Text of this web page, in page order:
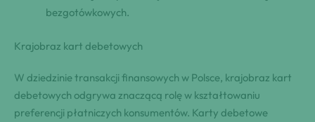
bezgotówkowych.
Krajobraz kart debetowych
W dziedzinie transakcji finansowych w Polsce, krajobraz kart
debetowych odgrywa znaczącą rolę w kształtowaniu
preferencji płatniczych konsumentów. Karty debetowe